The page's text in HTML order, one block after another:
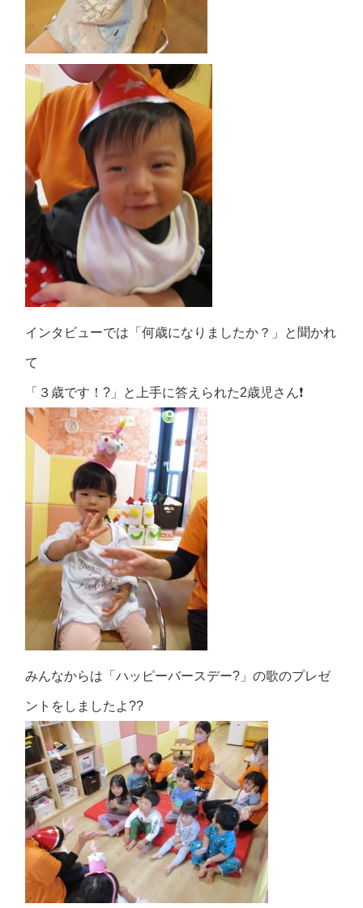
インタビューでは「何歳になりましたか？」と聞かれ
て
「３歳です！?」と上手に答えられた2歳児さん❗
みんなからは「ハッピーバースデー?」の歌のプレゼ
ントをしましたよ??